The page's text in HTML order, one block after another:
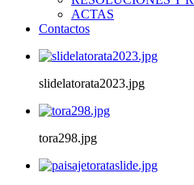
ACTAS
Contactos
slidelatorata2023.jpg
tora298.jpg